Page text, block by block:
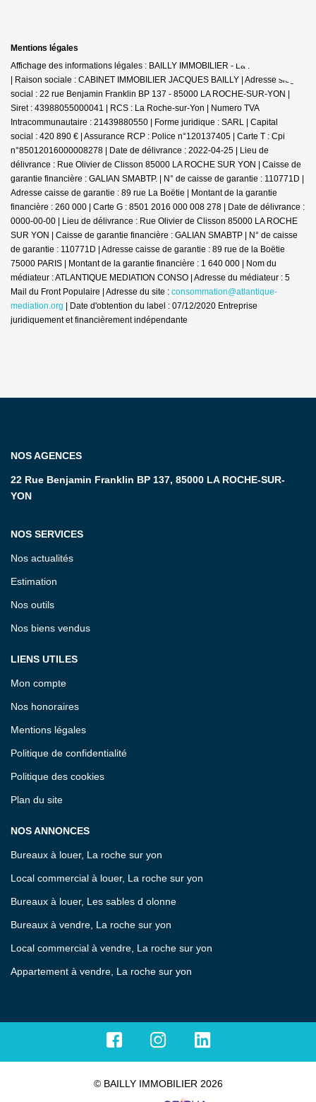
Mentions légales
Affichage des informations légales : BAILLY IMMOBILIER - La Roche-sur-Yon
| Raison sociale : CABINET IMMOBILIER JACQUES BAILLY | Adresse siège
social : 22 rue Benjamin Franklin BP 137 - 85000 LA ROCHE-SUR-YON |
Siret : 43988055000041 | RCS : La Roche-sur-Yon | Numero TVA
Intracommunautaire : 21439880550 | Forme juridique : SARL | Capital
social : 420 890 € | Assurance RCP : Police n°120137405 | Carte T : Cpi
n°85012016000008278 | Date de délivrance : 2022-04-25 | Lieu de
délivrance : Rue Olivier de Clisson 85000 LA ROCHE SUR YON | Caisse de
garantie financière : GALIAN SMABTP. | N° de caisse de garantie : 110771D |
Adresse caisse de garantie : 89 rue La Boëtie | Montant de la garantie
financière : 260 000 | Carte G : 8501 2016 000 008 278 | Date de délivrance :
0000-00-00 | Lieu de délivrance : Rue Olivier de Clisson 85000 LA ROCHE
SUR YON | Caisse de garantie financière : GALIAN SMABTP | N° de caisse
de garantie : 110771D | Adresse caisse de garantie : 89 rue de la Boëtie
75000 PARIS | Montant de la garantie financière : 1 640 000 | Nom du
médiateur : ATLANTIQUE MEDIATION CONSO | Adresse du médiateur : 5
Mail du Front Populaire | Adresse du site : consommation@atlantique-
mediation.org | Date d'obtention du label : 07/12/2020 Entreprise
juridiquement et financièrement indépendante
NOS AGENCES
22 Rue Benjamin Franklin BP 137, 85000 LA ROCHE-SUR-
YON
NOS SERVICES
Nos actualités
Estimation
Nos outils
Nos biens vendus
LIENS UTILES
Mon compte
Nos honoraires
Mentions légales
Politique de confidentialité
Politique des cookies
Plan du site
NOS ANNONCES
Bureaux à louer, La roche sur yon
Local commercial à louer, La roche sur yon
Bureaux à louer, Les sables d olonne
Bureaux à vendre, La roche sur yon
Local commercial à vendre, La roche sur yon
Appartement à vendre, La roche sur yon
© BAILLY IMMOBILIER 2026